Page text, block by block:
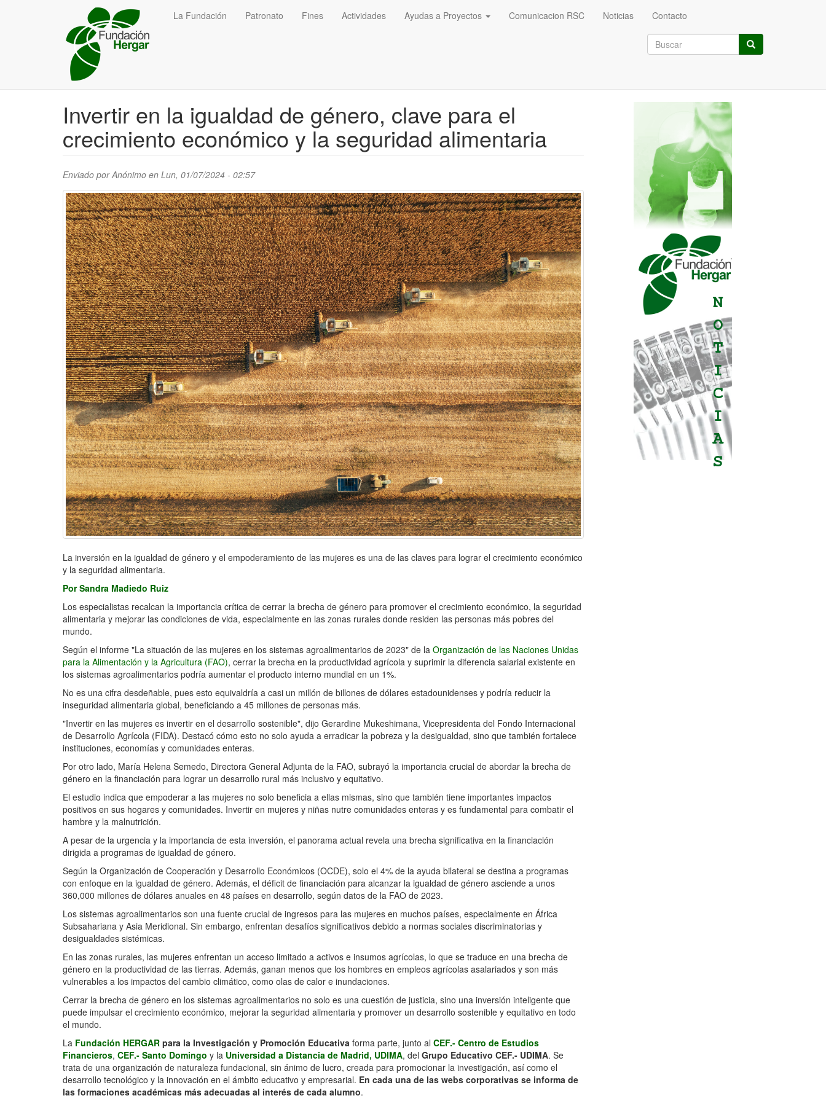
La Fundación Patronato Fines Actividades Ayudas a Proyectos Comunicacion RSC Noticias Contacto
Formulario
búsqueda
Invertir en la igualdad de género, clave para el
crecimiento económico y la seguridad alimentaria
Enviado porAnónimo en Lun, 01/07/2024 - 02:57
La inversión en la igualdad de género y el empoderamiento de las mujeres es una de las claves para lograr el crecimiento económico
y la seguridad alimentaria.
Por Sandra Madiedo Ruiz
Los especialistas recalcan la importancia crítica de cerrar la brecha de género para promover el crecimiento económico, la seguridad
alimentaria y mejorar las condiciones de vida, especialmente en las zonas rurales donde residen las personas más pobres del
mundo.
Según el informe "La situación de las mujeres en los sistemas agroalimentarios de 2023" de la Organización de las Naciones Unidas
para la Alimentación y la Agricultura (FAO), cerrar la brecha en la productividad agrícola y suprimir la diferencia salarial existente en
los sistemas agroalimentarios podría aumentar el producto interno mundial en un 1%.
No es una cifra desdeñable, pues esto equivaldría a casi un millón de billones de dólares estadounidenses y podría reducir la
inseguridad alimentaria global, beneficiando a 45 millones de personas más.
"Invertir en las mujeres es invertir en el desarrollo sostenible", dijo Gerardine Mukeshimana, Vicepresidenta del Fondo Internacional
de Desarrollo Agrícola (FIDA). Destacó cómo esto no solo ayuda a erradicar la pobreza y la desigualdad, sino que también fortalece
instituciones, economías y comunidades enteras.
Por otro lado, María Helena Semedo, Directora General Adjunta de la FAO, subrayó la importancia crucial de abordar la brecha de
género en la financiación para lograr un desarrollo rural más inclusivo y equitativo.
El estudio indica que empoderar a las mujeres no solo beneficia a ellas mismas, sino que también tiene importantes impactos
positivos en sus hogares y comunidades. Invertir en mujeres y niñas nutre comunidades enteras y es fundamental para combatir el
hambre y la malnutrición.
A pesar de la urgencia y la importancia de esta inversión, el panorama actual revela una brecha significativa en la financiación
dirigida a programas de igualdad de género.
Según la Organización de Cooperación y Desarrollo Económicos (OCDE), solo el 4% de la ayuda bilateral se destina a programas
con enfoque en la igualdad de género. Además, el déficit de financiación para alcanzar la igualdad de género asciende a unos
360,000 millones de dólares anuales en 48 países en desarrollo, según datos de la FAO de 2023.
Los sistemas agroalimentarios son una fuente crucial de ingresos para las mujeres en muchos países, especialmente en África
Subsahariana y Asia Meridional. Sin embargo, enfrentan desafíos significativos debido a normas sociales discriminatorias y
desigualdades sistémicas.
En las zonas rurales, las mujeres enfrentan un acceso limitado a activos e insumos agrícolas, lo que se traduce en una brecha de
género en la productividad de las tierras. Además, ganan menos que los hombres en empleos agrícolas asalariados y son más
vulnerables a los impactos del cambio climático, como olas de calor e inundaciones.
Cerrar la brecha de género en los sistemas agroalimentarios no solo es una cuestión de justicia, sino una inversión inteligente que
puede impulsar el crecimiento económico, mejorar la seguridad alimentaria y promover un desarrollo sostenible y equitativo en todo
el mundo.
La Fundación HERGAR para la Investigación y Promoción Educativa forma parte, junto al CEF.- Centro de Estudios
Financieros, CEF.- Santo Domingo y la Universidad a Distancia de Madrid, UDIMA, del Grupo Educativo CEF.- UDIMA. Se
trata de una organización de naturaleza fundacional, sin ánimo de lucro, creada para promocionar la investigación, así como el
desarrollo tecnológico y la innovación en el ámbito educativo y empresarial. En cada una de las webs corporativas se informa de
las formaciones académicas más adecuadas al interés de cada alumno.